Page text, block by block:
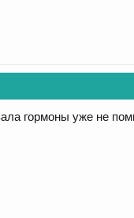
гормоны уже не